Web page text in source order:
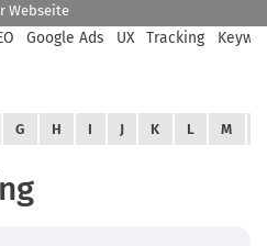
Webseite
Google Ads UX Tracking
G H I J K L M